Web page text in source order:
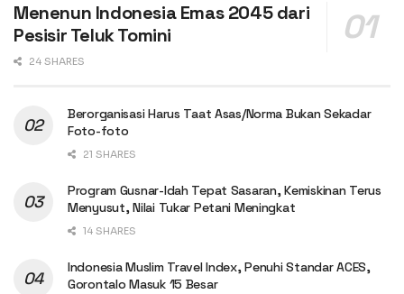
Menenun Indonesia Emas 2045 dari
Pesisir Teluk Tomini
24 SHARES
Berorganisasi Harus Taat Asas/Norma Bukan Sekadar
Foto-foto
21 SHARES
Program Gusnar-Idah Tepat Sasaran, Kemiskinan Terus
Menyusut, Nilai Tukar Petani Meningkat
14 SHARES
Indonesia Muslim Travel Index, Penuhi Standar ACES,
Gorontalo Masuk 15 Besar